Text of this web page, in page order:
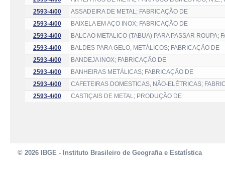
2593-4/00
ASSADEIRA DE METAL; FABRICAÇÃO DE
2593-4/00
BAIXELA EM AÇO INOX; FABRICAÇÃO DE
2593-4/00
BALCAO METALICO (TABUA) PARA PASSAR ROUPA;
2593-4/00
BALDES PARA GELO, METÁLICOS; FABRICAÇÃO DE
2593-4/00
BANDEJA INOX; FABRICAÇÃO DE
2593-4/00
BANHEIRAS METÁLICAS; FABRICAÇÃO DE
2593-4/00
CAFETEIRAS DOMESTICAS, NÃO-ELÉTRICAS;
2593-4/00
CASTIÇAIS DE METAL; PRODUÇÃO DE
© 2026 IBGE - Instituto Brasileiro de Geografia e Estatística